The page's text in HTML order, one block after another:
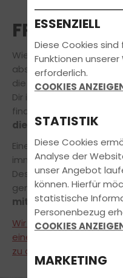
FRAGEN
Wie viele theoretische
absolvieren? Welche
die praktische
Dir im Kopf
findest Du
die
die
Eine erfolgreiche
immer auch von
Deshalbstimmen wir
gemäß Deiner
mit Dir ab.
Wir freuen uns, Dich
einem unverbindlichen
zu dürfen! Vereinbare
ESSENZIELL
Diese Cookies
Funktionen
erforderlich.
COOKIES
STATISTIK
Diese Cookies
Analyse der
unser Angebot
können. Hierfür
statistische
Personenbezug
COOKIES
MARKETING